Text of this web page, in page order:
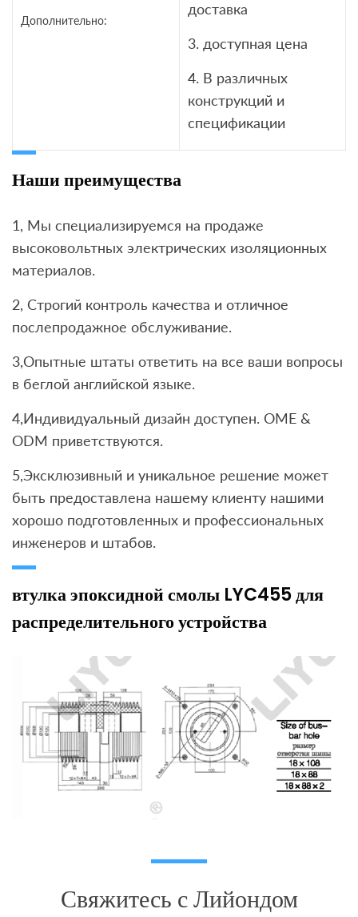
Дополнительно:
доставка
3. доступная цена
4. В различных
конструкций и
спецификации
Наши преимущества
1, Мы специализируемся на продаже
высоковольтных электрических изоляционных
материалов.
2, Строгий контроль качества и отличное
послепродажное обслуживание.
3,Опытные штаты ответить на все ваши вопросы
в беглой английской языке.
4,Индивидуальный дизайн доступен. OME &
ODM приветствуются.
5,Эксклюзивный и уникальное решение может
быть предоставлена ​​нашему клиенту нашими
хорошо подготовленных и профессиональных
инженеров и штабов.
втулка эпоксидной смолы LYC455 для
распределительного устройства
Свяжитесь с Лийондом